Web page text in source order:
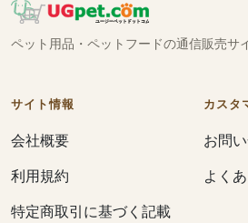
ペット用品・ペットフードの通信販売サ
サイト情報
会社概要
利用規約
特定商取引に基づく記載
カスタ
お問
よく